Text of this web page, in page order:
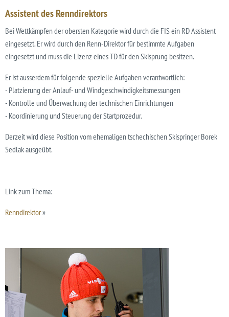
Assistent des Renndirektors
Bei Wettkämpfen der obersten Kategorie wird durch die FIS ein RD Assistent
eingesetzt. Er wird durch den Renn-Direktor für bestimmte Aufgaben
eingesetzt und muss die Lizenz eines TD für den Skisprung besitzen.
Er ist ausserdem für folgende spezielle Aufgaben verantwortlich:
- Platzierung der Anlauf- und Windgeschwindigkeitsmessungen
- Kontrolle und Überwachung der technischen Einrichtungen
- Koordinierung und Steuerung der Startprozedur.
Derzeit wird diese Position vom ehemaligen tschechischen Skispringer Borek
Sedlak ausgeübt.
Link zum Thema:
Renndirektor»